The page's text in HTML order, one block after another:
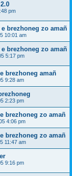
pm
brezhoneg zo amañ
10:01 am
brezhoneg zo amañ
5:17 pm
brezhoneg amañ
9:28 am
2:23 pm
brezhoneg zo amañ
4:06 pm
brezhoneg zo amañ
11:47 am
9:16 pm